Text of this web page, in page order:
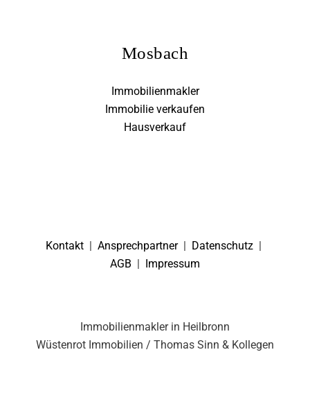
Mosbach
Immobilienmakler
Immobilie verkaufen
Hausverkauf
Kontakt Ansprechpartner| Datenschutz
AGB
Impressum
Immobilienmakler in Heilbronn
Wüstenrot Immobilien / Thomas Sinn & Kollegen